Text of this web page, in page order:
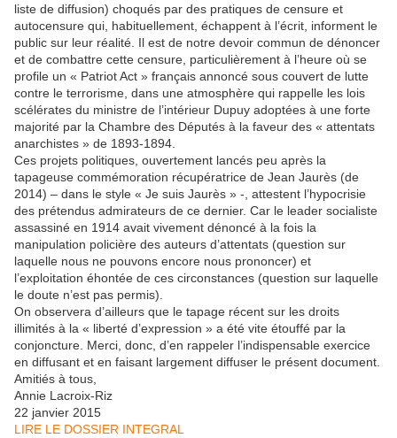
liste de diffusion) choqués par des pratiques de censure et
autocensure qui, habituellement, échappent à l’écrit, informent le
public sur leur réalité. Il est de notre devoir commun de dénoncer
et de combattre cette censure, particulièrement à l’heure où se
profile un « Patriot Act » français annoncé sous couvert de lutte
contre le terrorisme, dans une atmosphère qui rappelle les lois
scélérates du ministre de l’intérieur Dupuy adoptées à une forte
majorité par la Chambre des Députés à la faveur des « attentats
anarchistes » de 1893-1894.
Ces projets politiques, ouvertement lancés peu après la
tapageuse commémoration récupératrice de Jean Jaurès (de
2014) – dans le style « Je suis Jaurès » ‑, attestent l’hypocrisie
des prétendus admirateurs de ce dernier. Car le leader socialiste
assassiné en 1914 avait vivement dénoncé à la fois la
manipulation policière des auteurs d’attentats (question sur
laquelle nous ne pouvons encore nous prononcer) et
l’exploitation éhontée de ces circonstances (question sur laquelle
le doute n’est pas permis).
On observera d’ailleurs que le tapage récent sur les droits
illimités à la « liberté d’expression » a été vite étouffé par la
conjoncture. Merci, donc, d’en rappeler l’indispensable exercice
en diffusant et en faisant largement diffuser le présent document.
Amitiés à tous,
Annie Lacroix-Riz
22 janvier 2015
LIRE LE DOSSIER INTEGRAL